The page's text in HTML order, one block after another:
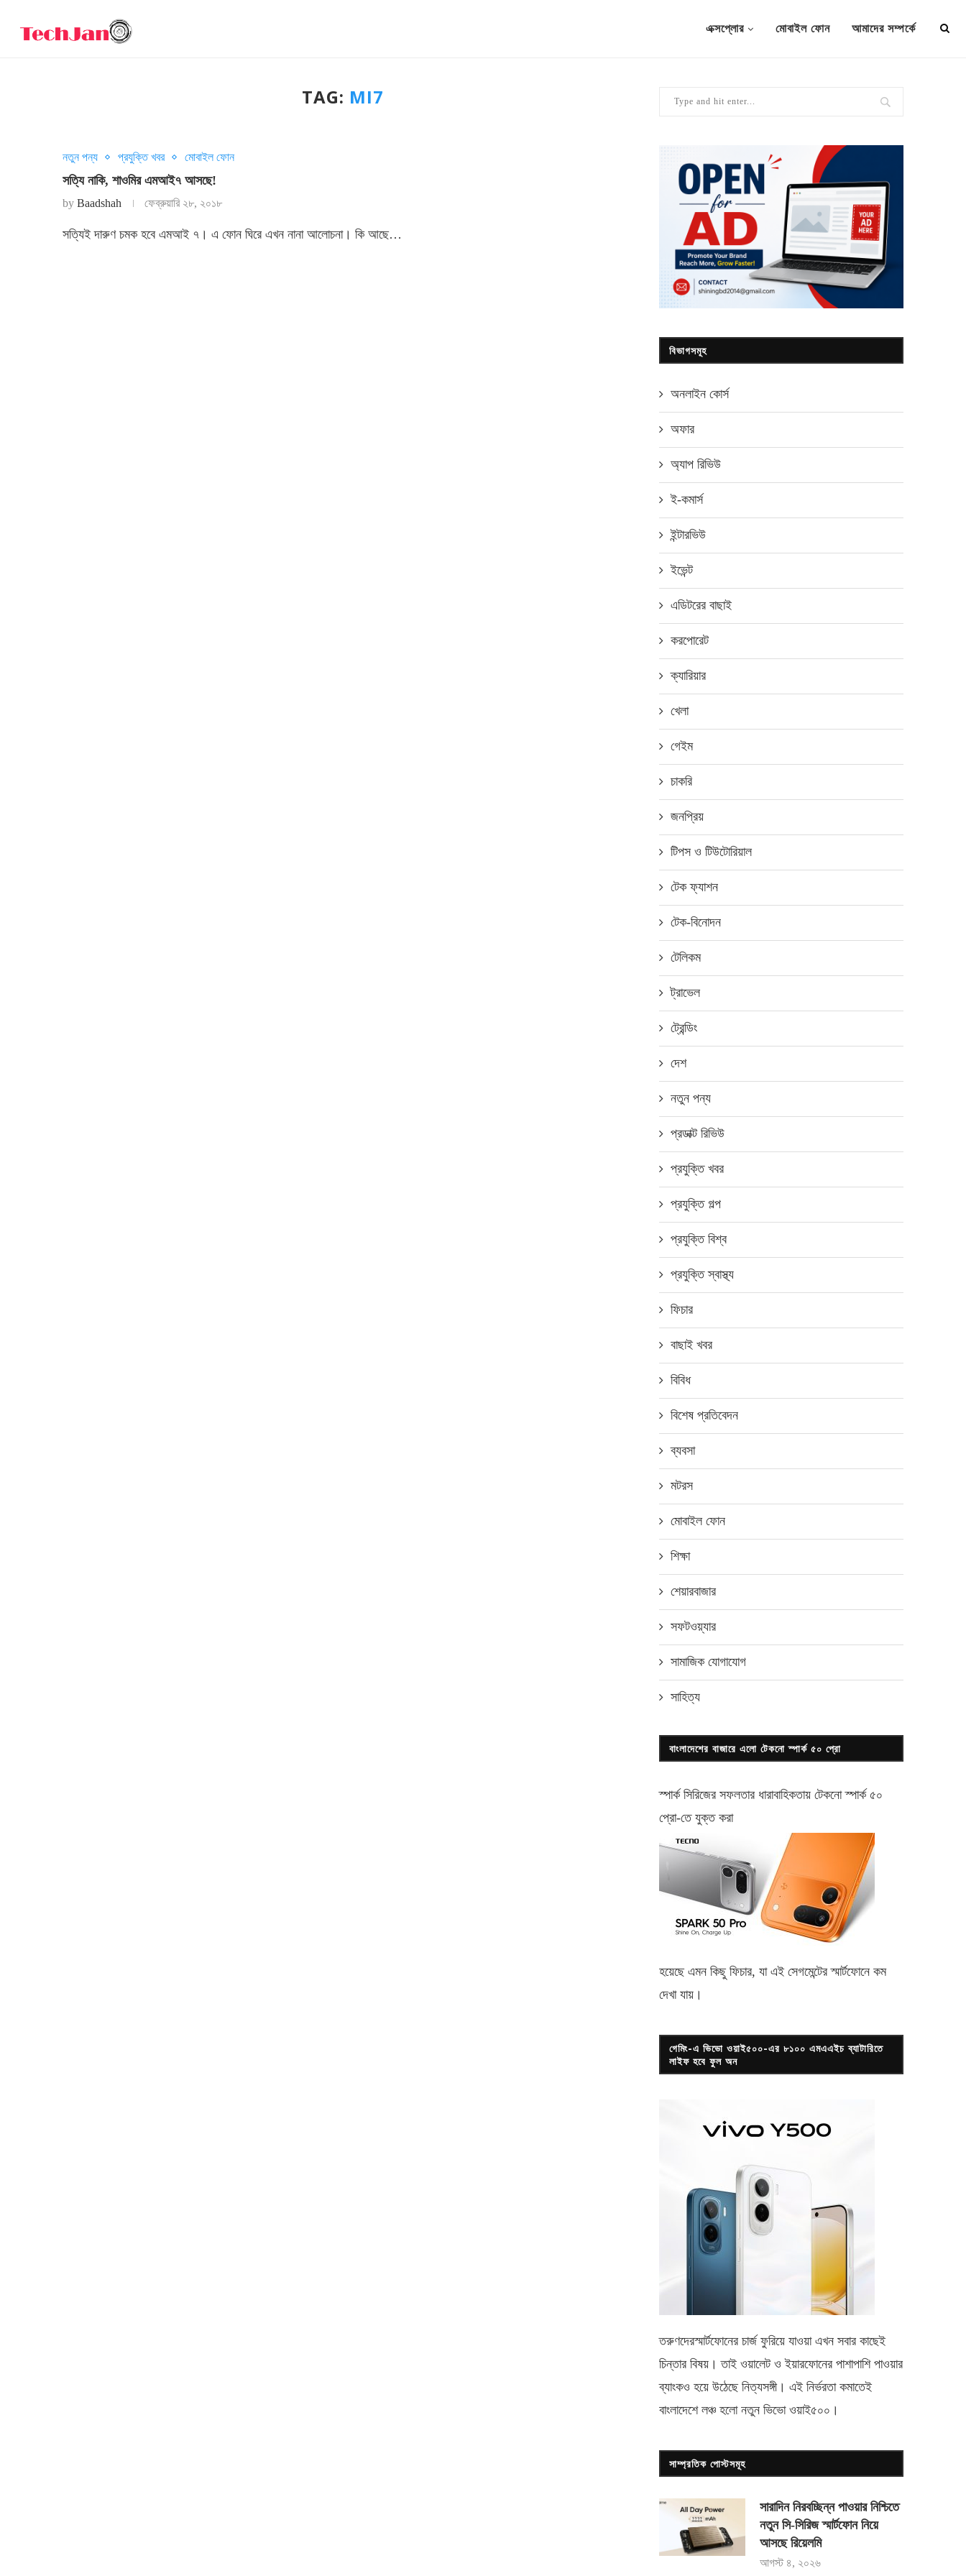
এক্সপ্লোর মোবাইল ফোন আমাদের সম্পর্কে
TAG: MI7
নতুন পন্য প্রযুক্তি খবর মোবাইল ফোন
সত্যি নাকি, শাওমির এমআই৭ আসছে!
by Baadshah ফেব্রুয়ারি ২৮, ২০১৮
সত্যিই দারুণ চমক হবে এমআই ৭। এ ফোন ঘিরে এখন নানা আলোচনা। কি আছে…
বিভাগসমূহ
অনলাইন কোর্স
অফার
অ্যাপ রিভিউ
ই-কমার্স
ইন্টারভিউ
ইভেন্ট
এডিটরের বাছাই
করপোরেট
ক্যারিয়ার
খেলা
গেইম
চাকরি
জনপ্রিয়
টিপস ও টিউটোরিয়াল
টেক ফ্যাশন
টেক-বিনোদন
টেলিকম
ট্রাভেল
ট্রেন্ডিং
দেশ
নতুন পন্য
প্রডাক্ট রিভিউ
প্রযুক্তি খবর
প্রযুক্তি গল্প
প্রযুক্তি বিশ্ব
প্রযুক্তি স্বাস্থ্য
ফিচার
বাছাই খবর
বিবিধ
বিশেষ প্রতিবেদন
ব্যবসা
মটরস
মোবাইল ফোন
শিক্ষা
শেয়ারবাজার
সফটওয়্যার
সামাজিক যোগাযোগ
সাহিত্য
বাংলাদেশের বাজারে এলো টেকনো স্পার্ক ৫০ প্রো
স্পার্ক সিরিজের সফলতার ধারাবাহিকতায় টেকনোস্পার্ক ৫০
প্রো-তে যুক্ত করা
হয়েছে এমন কিছু ফিচার, যা এই সেগমেন্টের স্মার্টফোনে কম
দেখা যায়।
গেমিং-এ ভিভো ওয়াই৫০০-এর ৮১০০ এমএএইচ ব্যাটারিতে
লাইফ হবে ফুল অন
তরুণদেরস্মার্টফোনের চার্জ ফুরিয়ে যাওয়া এখন সবার কাছেই
চিন্তার বিষয়। তাই ওয়ালেট ও ইয়ারফোনের পাশাপাশি পাওয়ার
ব্যাংকও হয়ে উঠেছে নিত্যসঙ্গী। এই নির্ভরতা কমাতেই
বাংলাদেশে লঞ্চ হলো নতুন ভিভো ওয়াই৫০০ ।
সাম্প্রতিক পোস্টসমূহ
সারাদিন নিরবচ্ছিন্ন পাওয়ার নিশ্চিতে
নতুন সি-সিরিজ স্মার্টফোন নিয়ে
আসছে রিয়েলমি
আগস্ট ৪, ২০২৬